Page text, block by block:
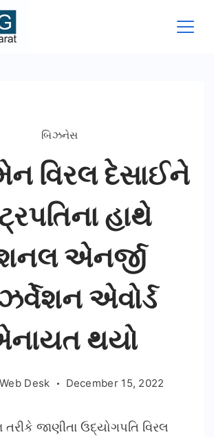
બિઝનેસ
વિરલ દેસાઈને
હાથે
એનર્જી
એવોર્ડ
થયો
Desk December 15, 2022
જાણીતા ઉદ્યોગપતિ વિરલ